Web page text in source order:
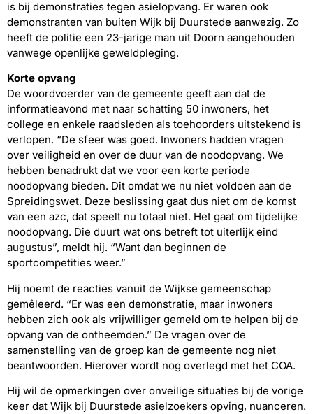
is bij demonstraties tegen asielopvang. Er waren ook
demonstranten van buiten Wijk bij Duurstede aanwezig. Zo
heeft de politie een 23-jarige man uit Doorn aangehouden
vanwege openlijke geweldpleging.
Korte opvang
De woordvoerder van de gemeente geeft aan dat de
informatieavond met naar schatting 50 inwoners, het
college en enkele raadsleden als toehoorders uitstekend is
verlopen. “De sfeer was goed. Inwoners hadden vragen
over veiligheid en over de duur van de noodopvang. We
hebben benadrukt dat we voor een korte periode
noodopvang bieden. Dit omdat we nu niet voldoen aan de
Spreidingswet. Deze beslissing gaat dus niet om de komst
van een azc, dat speelt nu totaal niet. Het gaat om tijdelijke
noodopvang. Die duurt wat ons betreft tot uiterlijk eind
augustus”, meldt hij. “Want dan beginnen de
sportcompetities weer.”
Hij noemt de reacties vanuit de Wijkse gemeenschap
gemêleerd. “Er was een demonstratie, maar inwoners
hebben zich ook als vrijwilliger gemeld om te helpen bij de
opvang van de ontheemden.” De vragen over de
samenstelling van de groep kan de gemeente nog niet
beantwoorden. Hierover wordt nog overlegd met het COA.
Hij wil de opmerkingen over onveilige situaties bij de vorige
keer dat Wijk bij Duurstede asielzoekers opving, nuanceren.